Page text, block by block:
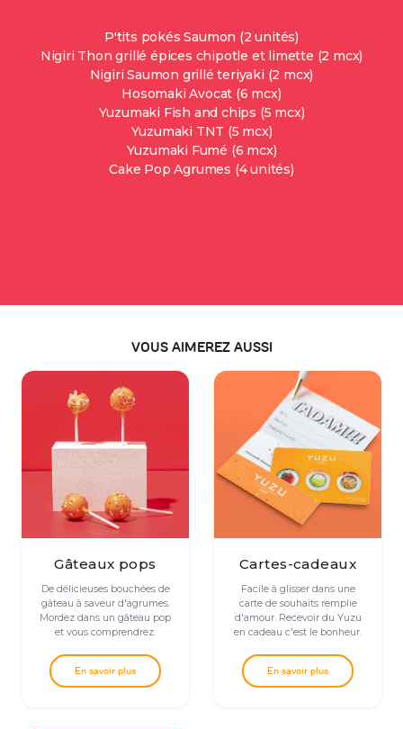
P'tits pokés Saumon (2 unités)
Nigiri Thon grillé épices chipotle et limette (2 mcx)
Nigiri Saumon grillé teriyaki (2 mcx)
Hosomaki Avocat (6 mcx)
Yuzumaki Fish and chips (5 mcx)
Yuzumaki TNT (5 mcx)
Yuzumaki Fumé (6 mcx)
Cake Pop Agrumes (4 unités)
VOUS AIMEREZ AUSSI
Gâteaux pops
De délicieuses bouchées de
gâteau à saveur d'agrumes.
Mordez dans un gâteau pop
et vous comprendrez.
En savoir plus
Cartes-cadeaux
Facile à glisser dans une
carte de souhaits remplie
d'amour. Recevoir du Yuzu
en cadeau c'est le bonheur.
En savoir plus